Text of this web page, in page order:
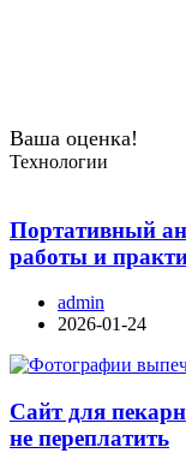
Ваша оценка!
Технологии
Портативный
работы и
admin
2026-01-24
Сайт для
не переплатить